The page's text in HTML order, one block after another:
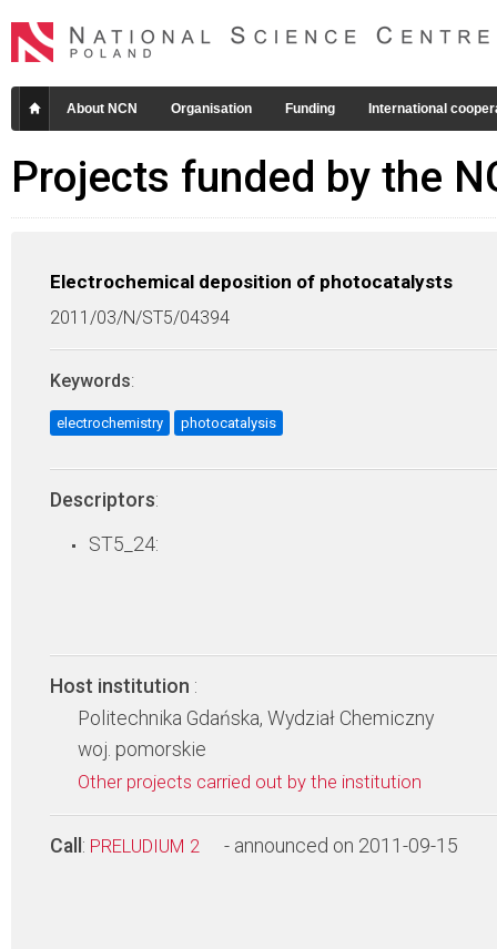
About NCN Organisation Funding International
Projects funded by the
Electrochemical deposition of photocatalysts
2011/03/N/ST5/04394
Keywords:
electrochemistry photocatalysis
Descriptors:
ST5_24:
Host institution :
Politechnika Gdańska, Wydział Chemiczny
woj. pomorskie
Other projects carried out by the institution
Call : PRELUDIUM 2 - announced on 2011-09-15